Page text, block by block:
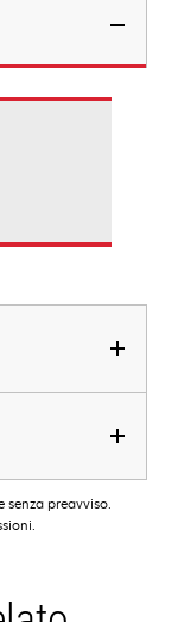
preavviso.